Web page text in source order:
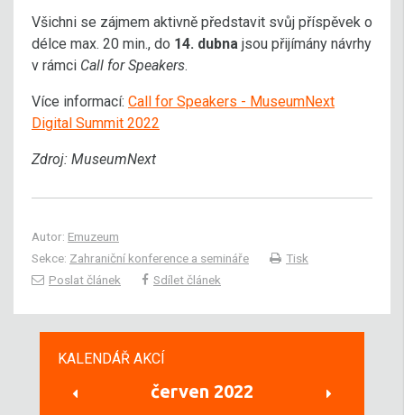
Všichni se zájmem aktivně představit svůj příspěvek o
délce max. 20 min., do 14. dubna jsou přijímány návrhy
v rámci Call for Speakers.
Více informací: Call for Speakers - MuseumNext
Digital Summit 2022
Zdroj: MuseumNext
Autor: Emuzeum
Sekce: Zahraniční konference a semináře
Tisk
Poslat článek
Sdílet článek
KALENDÁŘ AKCÍ
červen 2022